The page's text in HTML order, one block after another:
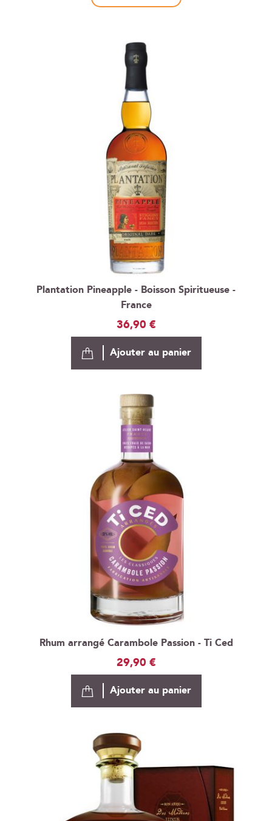
Plantation Pineapple - Boisson Spiritueuse -
France
36,90 €
Ajouter au panier
Rhum arrangé Carambole Passion - Ti Ced
29,90 €
Ajouter au panier